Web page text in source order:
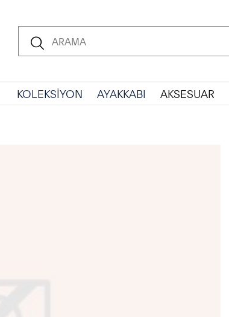
KOLEKSİYON AYAKKABI AKSESUAR